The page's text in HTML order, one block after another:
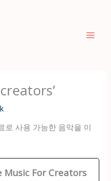
로 사용 가능한 음악을 이
Music For Creators